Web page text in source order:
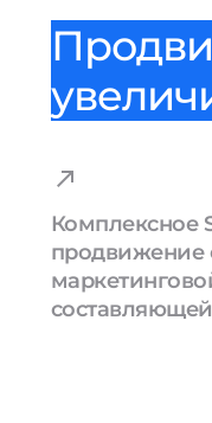
Комплексное
продвижение
составляющей